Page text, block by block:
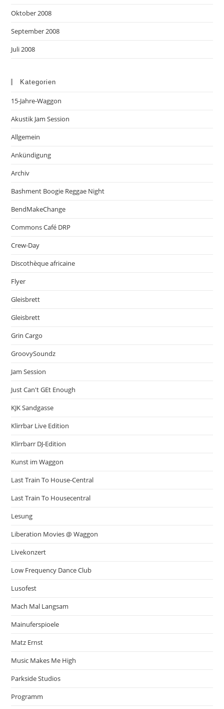
Oktober 2008
September 2008
Juli 2008
Kategorien
15-Jahre-Waggon
Akustik Jam Session
Allgemein
Ankündigung
Archiv
Bashment Boogie Reggae Night
BendMakeChange
Commons Café DRP
Crew-Day
Discothèque africaine
Flyer
Gleisbrett
Gleisbrett
Grin Cargo
GroovySoundz
Jam Session
Just Can't GEt Enough
KJK Sandgasse
Klirrbar Live Edition
Klirrbarr DJ-Edition
Kunst im Waggon
Last Train To House-Central
Last Train To Housecentral
Lesung
Liberation Movies @ Waggon
Livekonzert
Low Frequency Dance Club
Lusofest
Mach Mal Langsam
Mainuferspioele
Matz Ernst
Music Makes Me High
Parkside Studios
Programm